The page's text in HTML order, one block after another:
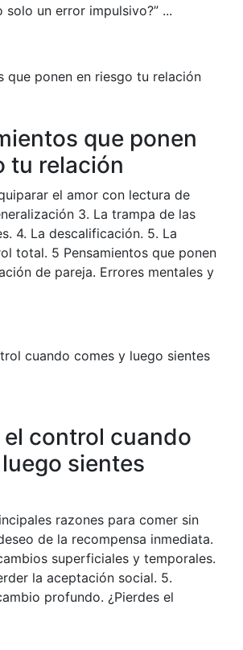
un error impulsivo?” ...
que ponen
tu relación
el amor con lectura de
3. La trampa de las
4. La descalificación. 5. La
total. 5 Pensamientos que ponen
de pareja. Errores mentales y
el control cuando
sientes
razones para comer sin
de la recompensa inmediata.
superficiales y temporales.
la aceptación social. 5.
profundo. ¿Pierdes el